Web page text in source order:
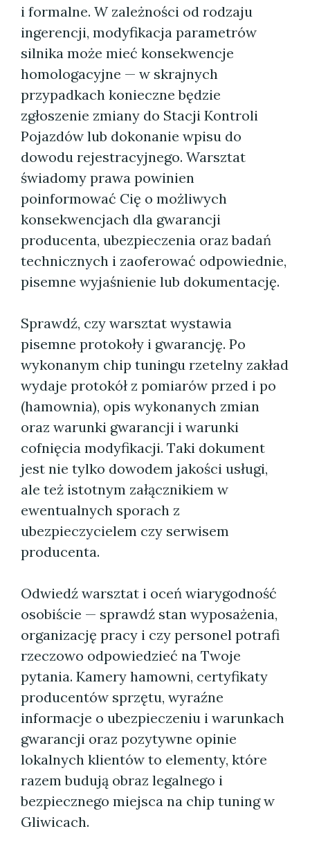
i formalne. W zależności od rodzaju
ingerencji, modyfikacja parametrów
silnika może mieć konsekwencje
homologacyjne — w skrajnych
przypadkach konieczne będzie
zgłoszenie zmiany do Stacji Kontroli
Pojazdów lub dokonanie wpisu do
dowodu rejestracyjnego. Warsztat
świadomy prawa powinien
poinformować Cię o możliwych
konsekwencjach dla gwarancji
producenta, ubezpieczenia oraz badań
technicznych i zaoferować odpowiednie,
pisemne wyjaśnienie lub dokumentację.
Sprawdź, czy warsztat wystawia
pisemne protokoły i gwarancję. Po
wykonanym chip tuningu rzetelny zakład
wydaje protokół z pomiarów przed i po
(hamownia), opis wykonanych zmian
oraz warunki gwarancji i warunki
cofnięcia modyfikacji. Taki dokument
jest nie tylko dowodem jakości usługi,
ale też istotnym załącznikiem w
ewentualnych sporach z
ubezpieczycielem czy serwisem
producenta.
Odwiedź warsztat i oceń wiarygodność
osobiście — sprawdź stan wyposażenia,
organizację pracy i czy personel potrafi
rzeczowo odpowiedzieć na Twoje
pytania. Kamery hamowni, certyfikaty
producentów sprzętu, wyraźne
informacje o ubezpieczeniu i warunkach
gwarancji oraz pozytywne opinie
lokalnych klientów to elementy, które
razem budują obraz legalnego i
bezpiecznego miejsca na chip tuning w
Gliwicach.